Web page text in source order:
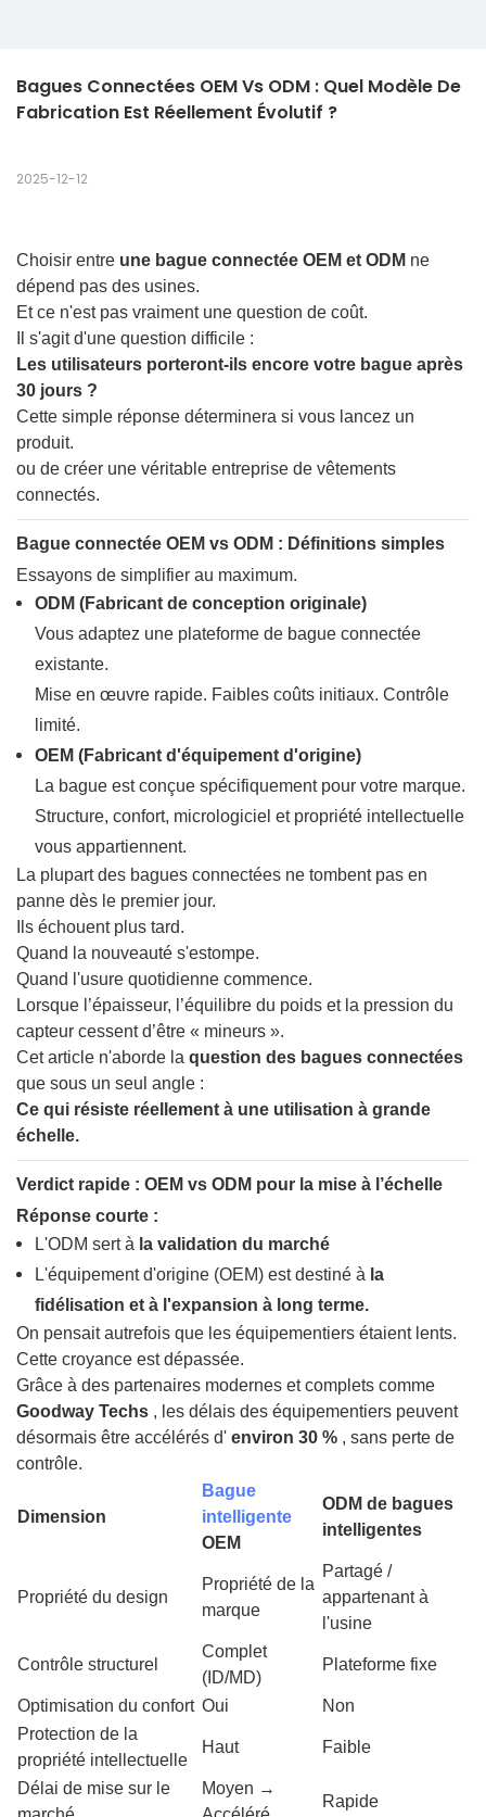
Bagues Connectées OEM Vs ODM : Quel Modèle De
Fabrication Est Réellement Évolutif ?
2025-12-12
Choisir entre une bague connectée OEM et ODM ne
dépend pas des usines.
Et ce n'est pas vraiment une question de coût.
Il s'agit d'une question difficile :
Les utilisateurs porteront-ils encore votre bague après
30 jours ?
Cette simple réponse déterminera si vous lancez un
produit.
ou de créer une véritable entreprise de vêtements
connectés.
Bague connectée OEM vs ODM : Définitions simples
Essayons de simplifier au maximum.
ODM (Fabricant de conception originale)
Vous adaptez une plateforme de bague connectée
existante.
Mise en œuvre rapide. Faibles coûts initiaux. Contrôle
limité.
OEM (Fabricant d'équipement d'origine)
La bague est conçue spécifiquement pour votre marque.
Structure, confort, micrologiciel et propriété intellectuelle
vous appartiennent.
La plupart des bagues connectées ne tombent pas en
panne dès le premier jour.
Ils échouent plus tard.
Quand la nouveauté s'estompe.
Quand l'usure quotidienne commence.
Lorsque l’épaisseur, l’équilibre du poids et la pression du
capteur cessent d’être « mineurs ».
Cet article n'aborde la question des bagues connectées
que sous un seul angle :
Ce qui résiste réellement à une utilisation à grande
échelle.
Verdict rapide : OEM vs ODM pour la mise à l’échelle
Réponse courte :
L'ODM sert à la validation du marché
L'équipement d'origine (OEM) est destiné à la
fidélisation et à l'expansion à long terme.
On pensait autrefois que les équipementiers étaient lents.
Cette croyance est dépassée.
Grâce à des partenaires modernes et complets comme
Goodway Techs , les délais des équipementiers peuvent
désormais être accélérés d' environ 30 % , sans perte de
contrôle.
Dimension
Bague
intelligente
OEM
ODM de bagues
intelligentes
Propriété du design
Propriété de la
marque
Partagé /
appartenant à
l'usine
Contrôle structurel
Complet
(ID/MD)
Plateforme fixe
Optimisation du confort Oui
Non
Protection de la
propriété intellectuelle
Haut Faible
Délai de mise sur le
Moyen →
Rapide